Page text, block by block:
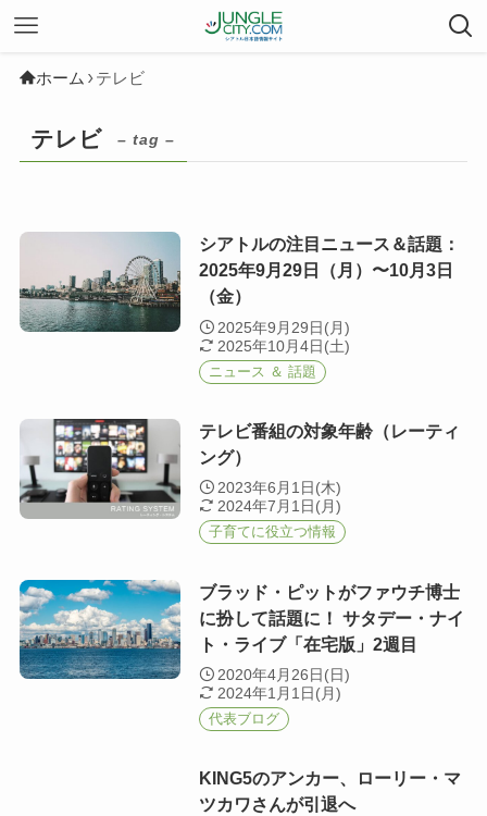
ホーム テレビ
テレビ – tag –
シアトルの注目ニュース＆話題：
2025年9月29日（月）〜10月3日
（金）
2025年9月29日(月)
2025年10月4日(土)
ニュース ＆ 話題
テレビ番組の対象年齢（レーティ
ング）
2023年6月1日(木)
2024年7月1日(月)
子育てに役立つ情報
ブラッド・ピットがファウチ博士
に扮して話題に！ サタデー・ナイ
ト・ライブ「在宅版」2週目
2020年4月26日(日)
2024年1月1日(月)
代表ブログ
KING5のアンカー、ローリー・マ
ツカワさんが引退へ